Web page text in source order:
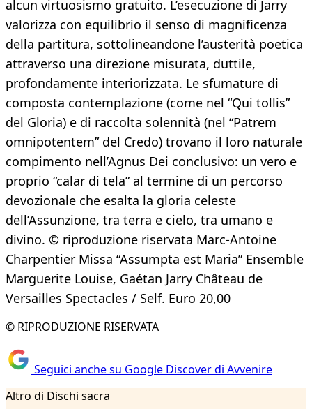
alcun virtuosismo gratuito. L’esecuzione di Jarry
valorizza con equilibrio il senso di magnificenza
della partitura, sottolineandone l’austerità poetica
attraverso una direzione misurata, duttile,
profondamente interiorizzata. Le sfumature di
composta contemplazione (come nel “Qui tollis”
del Gloria) e di raccolta solennità (nel “Patrem
omnipotentem” del Credo) trovano il loro naturale
compimento nell’Agnus Dei conclusivo: un vero e
proprio “calar di tela” al termine di un percorso
devozionale che esalta la gloria celeste
dell’Assunzione, tra terra e cielo, tra umano e
divino. © riproduzione riservata Marc-Antoine
Charpentier Missa “Assumpta est Maria” Ensemble
Marguerite Louise, Gaétan Jarry Château de
Versailles Spectacles / Self. Euro 20,00
© RIPRODUZIONE RISERVATA
Seguici anche su Google Discover di Avvenire
Altro di Dischi sacra